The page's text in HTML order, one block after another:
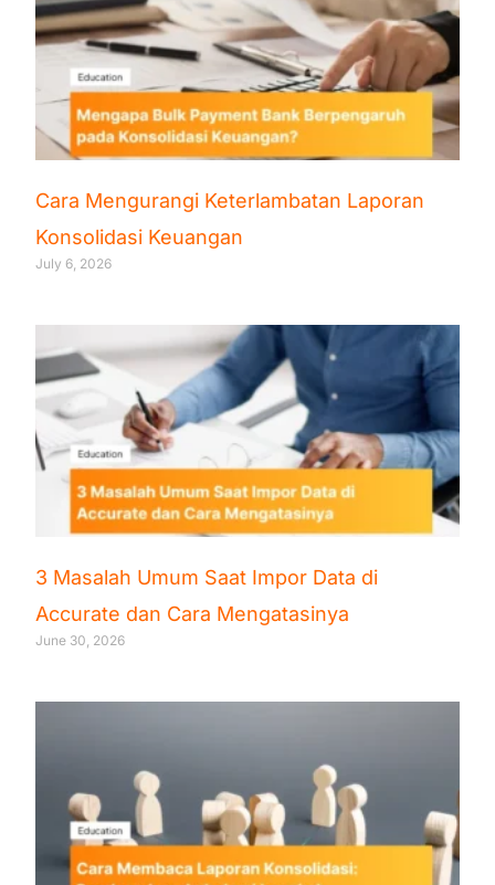
Cara Mengurangi Keterlambatan Laporan
Konsolidasi Keuangan
July 6, 2026
3 Masalah Umum Saat Impor Data di
Accurate dan Cara Mengatasinya
June 30, 2026